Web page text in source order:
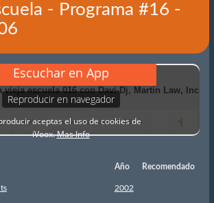
- Programa #16 -
Año Recomendado
2002